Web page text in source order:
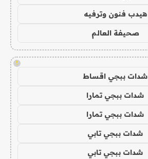
هيدب فنون وترفيه
صحيفة العالم
!
شدات ببجي اقساط
شدات ببجي تمارا
شدات ببجي تمارا
شدات ببجي تابي
شدات ببجي تابي